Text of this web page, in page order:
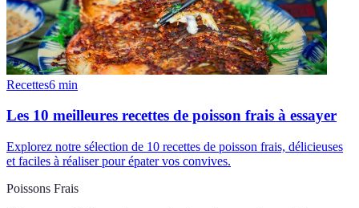
Recettes6 min
Les 10 meilleures recettes de poisson frais à essayer
Explorez notre sélection de 10 recettes de poisson frais, délicieuses
et faciles à réaliser pour épater vos convives.
Poissons Frais